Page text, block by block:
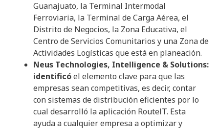
Guanajuato, la Terminal Intermodal
Ferroviaria, la Terminal de Carga Aérea, el
Distrito de Negocios, la Zona Educativa, el
Centro de Servicios Comunitarios y una Zona de
Actividades Logísticas que está en planeación.
Neus Technologies, Intelligence & Solutions:
identificóel elemento clave para que las
empresas sean competitivas, es decir, contar
con sistemas de distribución eficientes por lo
cual desarrolló la aplicación RoutelT. Esta
ayuda a cualquier empresa a optimizar y